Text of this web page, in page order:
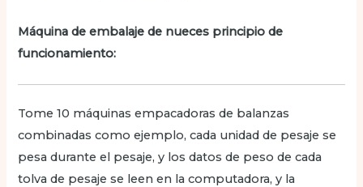
Máquina de embalaje de nueces principio de
funcionamiento:
Tome 10 máquinas empacadoras de balanzas
combinadas como ejemplo, cada unidad de pesaje se
pesa durante el pesaje, y los datos de peso de cada
tolva de pesaje se leen en la computadora, y la